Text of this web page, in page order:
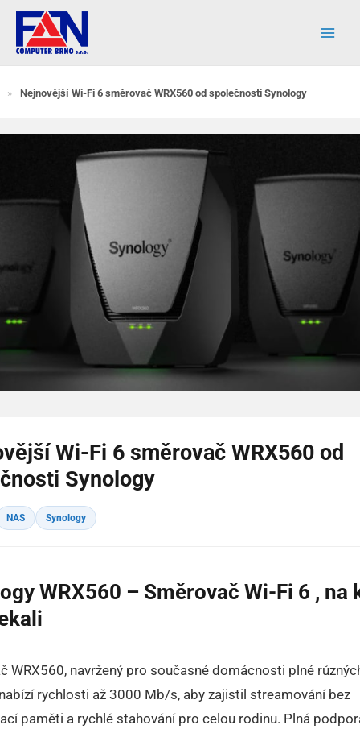
obsah
» Nejnovější Wi-Fi 6 směrovač WRX560 od společnosti Synology
Wi-Fi 6 směrovač WRX560 od
Synology
NAS Synology
WRX560 – Směrovač Wi-Fi 6 , na
WRX560, navržený pro současné domácnosti plné
rychlosti až 3000 Mb/s, aby zajistil streamování bez
paměti a rychlé stahování pro celou rodinu. Plná